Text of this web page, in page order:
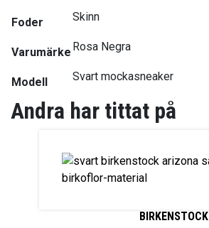
Foder Skinn
Varumärke Rosa Negra
Modell Svart mockasneaker
Andra har tittat på
BIRKENSTOCK